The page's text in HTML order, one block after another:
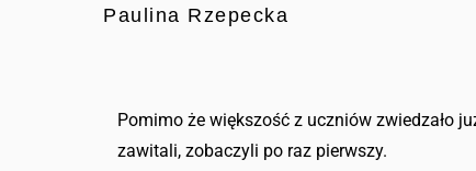
Paulina Rzepecka
Pomimo że większość z uczniów zwiedzało
zawitali, zobaczyli po raz pierwszy.